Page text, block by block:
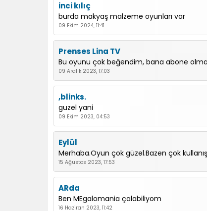
inci kılıç
burda makyaş malzeme oyunları var
09 Ekim 2024, 11:41
Prenses Lina TV
Bu oyunu çok beğendim, bana abone
09 Aralık 2023, 17:03
,blinks.
guzel yani
09 Ekim 2023, 04:53
Eylül
Merhaba.Oyun çok güzel.Bazen çok
15 Ağustos 2023, 17:53
ARda
Ben MEgalomania çalabiliyom
16 Haziran 2023, 11:42